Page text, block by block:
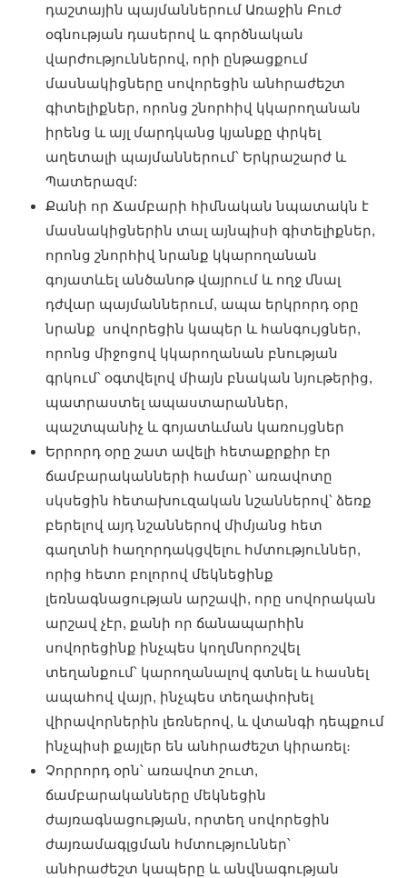
դաշտային պայմաններում Առաջին Բուժ
օգնության դասերով և գործնական
վարժություններով, որի ընթացքում
մասնակիցները սովորեցին անհրաժեշտ
գիտելիքներ, որոնց շնորհիվ կկարողանան
իրենց և այլ մարդկանց կյանքը փրկել
աղետալի պայմաններում՝ Երկրաշարժ և
Պատերազմ:
Քանի որ Ճամբարի հիմնական նպատակն է
մասնակիցներին տալ այնպիսի գիտելիքներ,
որոնց շնորհիվ նրանք կկարողանան
գոյատևել անծանոթ վայրում և ողջ մնալ
դժվար պայմաններում, ապա երկրորդ օրը
նրանք սովորեցին կապեր և հանգույցներ,
որոնց միջոցով կկարողանան բնության
գրկում՝ օգտվելով միայն բնական նյութերից,
պատրաստել ապաստարաններ,
պաշտպանիչ և գոյատևման կառույցներ
Երրորդ օրը շատ ավելի հետաքրքիր էր
ճամբարականների համար՝ առավոտը
սկսեցին հետախուզական նշաններով՝ ձեռք
բերելով այդ նշաններով միմյանց հետ
գաղտնի հաղորդակցվելու հմտություններ,
որից հետո բոլորով մեկնեցինք
լեռնագնացության արշավի, որը սովորական
արշավ չէր, քանի որ ճանապարհին
սովորեցինք ինչպես կողմնորոշվել
տեղանքում՝ կարողանալով գտնել և հասնել
ապահով վայր, ինչպես տեղափոխել
վիրավորներին լեռներով, և վտանգի դեպքում
ինչպիսի քայլեր են անհրաժեշտ կիրառել։
Չորրորդ օրն՝ առավոտ շուտ,
ճամբարականները մեկնեցին
ժայռագնացության, որտեղ սովորեցին
ժայռամագլցման հմտություններ՝
անհրաժեշտ կապերը և անվնագության